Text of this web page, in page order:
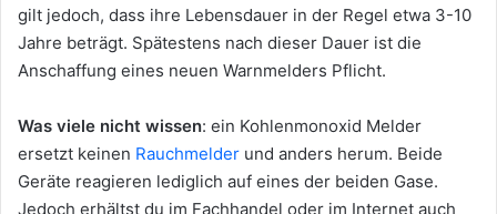
gilt jedoch, dass ihre Lebensdauer in der Regel etwa 3-10
Jahre beträgt. Spätestens nach dieser Dauer ist die
Anschaffung eines neuen Warnmelders Pflicht.
Was viele nicht wissen: ein Kohlenmonoxid Melder
ersetzt keinen Rauchmelder und anders herum. Beide
Geräte reagieren lediglich auf eines der beiden Gase.
Jedoch erhältst du im Fachhandel oder im Internet auch